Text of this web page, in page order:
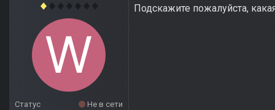
Статус
Не в сети
Подскажите пожалуйста,